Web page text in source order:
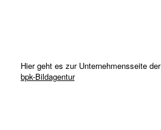
Hier geht es zur Unternehmensseite der
bpk-Bildagentur